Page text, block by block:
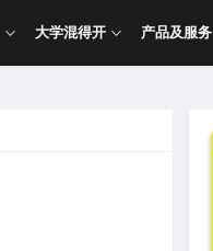
大学混得开 产品及服务